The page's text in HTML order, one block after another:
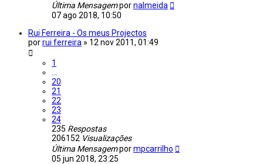
Última Mensagempornalmeida
07 ago 2018, 10:50
Rui Ferreira - Os meus Projectos
porrui ferreira » 12 nov 2011, 01:49
1
20
21
22
23
24
235 Respostas
206152 Visualizações
Última Mensagempormpcarrilho
05 jun 2018, 23:25